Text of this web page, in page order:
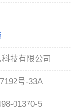
技有限公司
号-33A
01370-5